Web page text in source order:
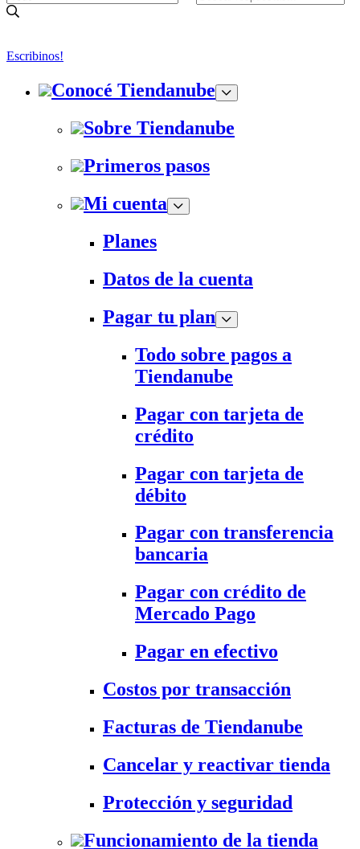
Escribinos!
Conocé Tiendanube
Sobre Tiendanube
Primeros pasos
Mi cuenta
Planes
Datos de la cuenta
Pagar tu plan
Todo sobre pagos a
Tiendanube
Pagar con tarjeta de
crédito
Pagar con tarjeta de
débito
Pagar con transferencia
bancaria
Pagar con crédito de
Mercado Pago
Pagar en efectivo
Costos por transacción
Facturas de Tiendanube
Cancelar y reactivar tienda
Protección y seguridad
Funcionamiento de la tienda